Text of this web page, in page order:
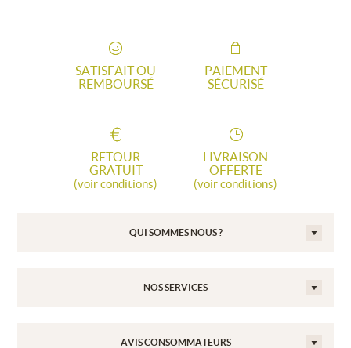
SATISFAIT OU
REMBOURSÉ
PAIEMENT
SÉCURISÉ
RETOUR
GRATUIT
(voir conditions)
LIVRAISON
OFFERTE
(voir conditions)
QUI SOMMES NOUS ?
NOS SERVICES
AVIS CONSOMMATEURS